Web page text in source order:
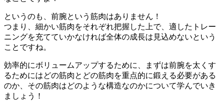
というのも、前腕という筋肉はありません！
つまり、細かい筋肉をそれぞれ把握した上で、適したトレー
ニングを充てていかなければ全体の成長は見込めないという
ことですね。
効率的にボリュームアップするために、まずは前腕を太くす
るためにはどの筋肉とどの筋肉を重点的に鍛える必要がある
のか 、その筋肉はどのような構造なのかについて学んでいき
ましょう！